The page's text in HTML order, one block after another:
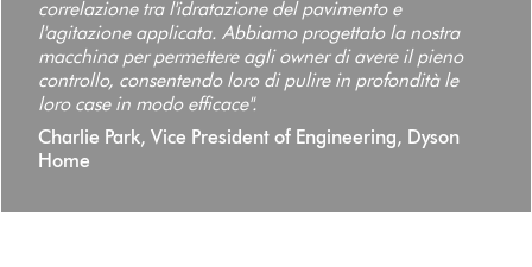
correlazione tra l'idratazione del pavimento e
l'agitazione applicata. Abbiamo progettato la nostra
macchina per permettere agli owner di avere il pieno
controllo, consentendo loro di pulire in profondità le
loro case in modo efficace".
Charlie Park, Vice President of Engineering, Dyson
Home